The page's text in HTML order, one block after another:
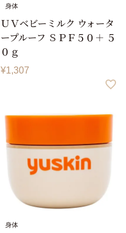
身体
ＵＶベビーミルク ウォータ
ープルーフ ＳＰＦ５０＋ ５
０ｇ
¥1,307
身体